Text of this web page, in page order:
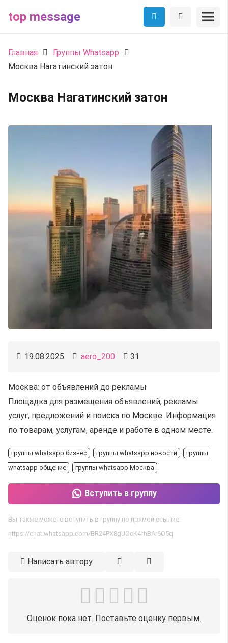
top message
Главная
Группы Whatsapp
Москва Нагатинский затон
Москва Нагатинский затон
19.08.2025 aero_200 31
Москва: от объявлений до рекламы
Площадка для размещения объявлений, рекламы
услуг, предложений и поиска по Москве. Информация
по товарам, услугам, аренде и работе в одном месте.
группы whatsapp бизнес группы whatsapp новости
группы
whatsapp общение
группы whatsapp Москва
Вступить в группу
Вы также можете вступить в группу по прямой ссылке:
https://chat.whatsapp.com/BR24PX8gUOcK4fhBAr6O5q
Написать автору
Оценок пока нет. Поставьте оценку первым.